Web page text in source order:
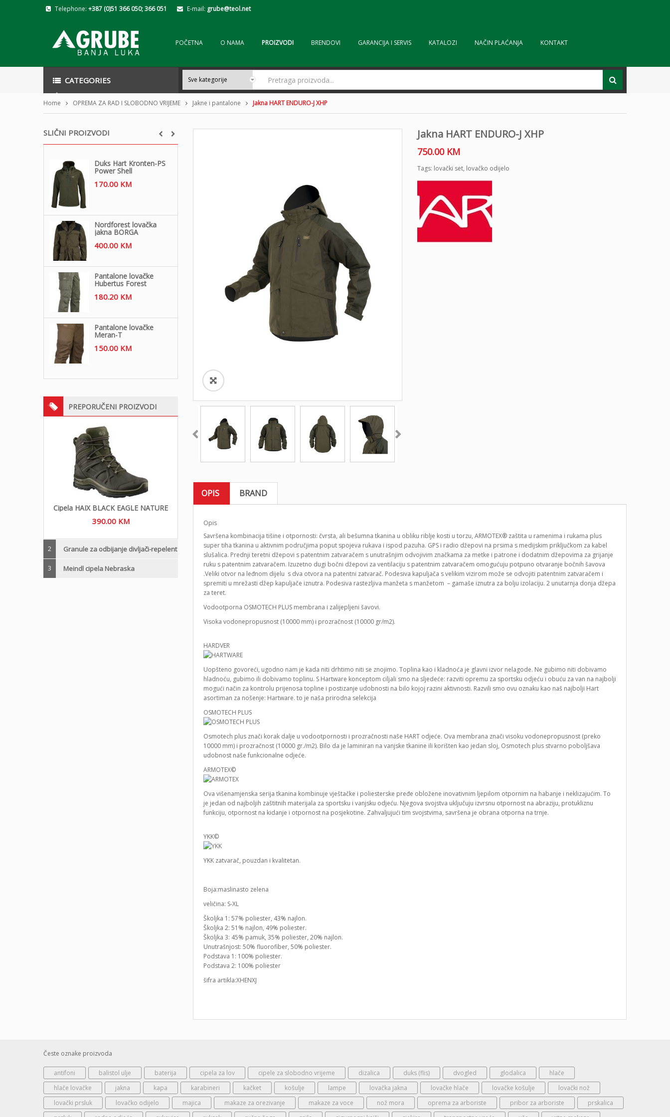
Telephone: +387 (0)51 366 050; 366 051 E-mail: grube@teol.net
POČETNA O NAMA PROIZVODI BRENDOVI GARANCIJA I SERVIS KATALOZI NAČIN PLAĆANJA KONTAKT
CATEGORIES
Home OPREMA ZA RAD I SLOBODNO VRIJEME Jakne i pantalone Jakna HART ENDURO-J XHP
SLIČNI PROIZVODI
Duks Hart Kronten-PS
Power Shell
170.00 KM
Nordforest lovačka
jakna BORGA
400.00 KM
Pantalone lovačke
Hubertus Forest
180.20 KM
Pantalone lovačke
Meran-T
150.00 KM
PREPORUČENI PROIZVODI
Cipela HAIX BLACK EAGLE NATURE
390.00 KM
2 Granule za odbijanje divljači-repelent
3 Meindl cipela Nebraska
Jakna HART ENDURO-J XHP
750.00 KM
Tags: lovački set, lovačko odijelo
OPIS BRAND
Opis
Savršena kombinacija tišine i otpornosti: čvrsta, ali bešumna tkanina u obliku riblje kosti u torzu, ARMOTEX® zaštita u ramenima i rukama plus
super tiha tkanina u aktivnim područjima poput spojeva rukava i ispod pazuha. GPS i radio džepovi na prsima s medijskim priključkom za kabel
slušalica. Prednji teretni džepovi s patentnim zatvaračem s unutrašnjim odvojivim značkama za metke i patrone i dodatnim džepovima za grijanje
ruku s patentnim zatvaračem. Izuzetno dugi bočni džepovi za ventilaciju s patentnim zatvaračem omogućuju potpuno otvaranje bočnih šavova
.Veliki otvor na leđnom dijelu s dva otvora na patentni zatvarač. Podesiva kapuljača s velikim vizirom može se odvojiti patentnim zatvaračem i
spremiti u mrežasti džep kapuljače iznutra. Podesiva rastezljiva manžeta s manžetom – gamaše iznutra za bolju izolaciju. 2 unutarnja donja džepa
za teret.
Vodootporna OSMOTECH PLUS membrana i zalijepljeni šavovi.
Visoka vodonepropusnost (10000 mm) i prozračnost (10000 gr/m2).
HARDVER
Uopšteno govoreći, ugodno nam je kada niti drhtimo niti se znojimo. Toplina kao i kladnoća je glavni izvor nelagode. Ne gubimo niti dobivamo
hladnoću, gubimo ili dobivamo toplinu. S Hartware konceptom ciljali smo na sljedeće: razviti opremu za sportsku odjeću i obuću za van na najbolji
mogući način za kontrolu prijenosa topline i postizanje udobnosti na bilo kojoj razini aktivnosti. Razvili smo ovu oznaku kao naš najbolji Hart
asortiman za nošenje: Hartware. to je naša prirodna selekcija
OSMOTECH PLUS
Osmotech plus znači korak dalje u vodootpornosti i prozračnosti naše HART odjeće. Ova membrana znači visoku vodonepropusnost (preko
10000 mm) i prozračnost (10000 gr./m2). Bilo da je laminiran na vanjske tkanine ili korišten kao jedan sloj, Osmotech plus stvarno poboljšava
udobnost naše funkcionalne odjeće.
ARMOTEX©
Ova višenamjenska serija tkanina kombinuje vještačke i poliesterske pređe obložene inovativnim ljepilom otpornim na habanje i neklizajućim. To
je jedan od najboljih zaštitnih materijala za sportsku i vanjsku odjeću. Njegova svojstva uključuju izvrsnu otpornost na abraziju, protukliznu
funkciju, otpornost na kidanje i otpornost na posjekotine. Zahvaljujući tim svojstvima, savršena je obrana otporna na trnje.
YKK©
YKK zatvarač, pouzdan i kvalitetan.
Boja:maslinasto zelena
veličina: S-XL
Školjka 1: 57% poliester, 43% najlon.
Školjka 2: 51% najlon, 49% poliester.
Školjka 3: 45% pamuk, 35% poliester, 20% najlon.
Unutrašnjost: 50% fluorofiber, 50% poliester.
Podstava 1: 100% poliester.
Podstava 2: 100% poliester
šifra artikla:XHENXJ
Česte oznake proizvoda
antifoni balistol ulje baterija cipela za lov cipele za slobodno vrijeme dizalica duks (flis) dvogled glodalica
hlače
hlače lovačke
jakna kapa karabineri kačket košulje lampe lovačka jakna lovačke hlače lovačke košulje
lovački nož
lovački prsluk
lovačko odijelo majica makaze za orezivanje makaze za voce nož mora oprema za arboriste pribor za arboriste
prskalica